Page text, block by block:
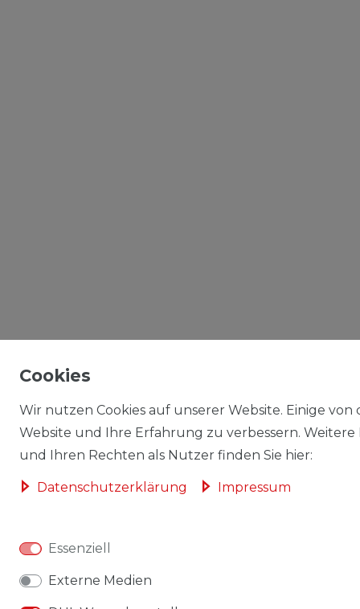
Cookies
Wir nutzen Cookies auf unserer Website. Einige
Website und Ihre Erfahrung zu verbessern.
und Ihren Rechten als Nutzer finden Sie hier:
Daten­schutz­erklärung Impressum
Essenziell
Externe Medien